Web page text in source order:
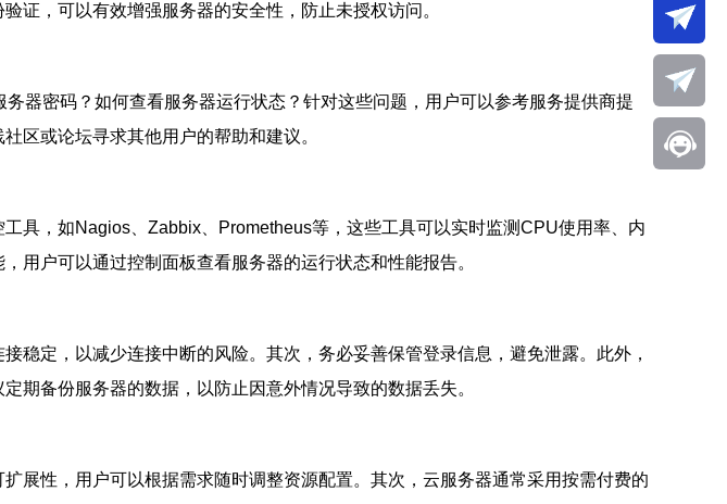
证，可以有效增强服务器的安全性，防止未授权访问。
器密码？如何查看服务器运行状态？针对这些问题，用户可以参考服务提供商提
区或论坛寻求其他用户的帮助和建议。
具，如Nagios、Zabbix、Prometheus等，这些工具可以实时监测CPU使用率、内
用户可以通过控制面板查看服务器的运行状态和性能报告。
稳定，以减少连接中断的风险。其次，务必妥善保管登录信息，避免泄露。此外，
期备份服务器的数据，以防止因意外情况导致的数据丢失。
展性，用户可以根据需求随时调整资源配置。其次，云服务器通常采用按需付费的